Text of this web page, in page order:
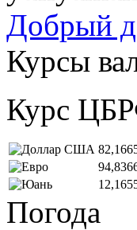
Добрый
Курсы
Курс
Погода